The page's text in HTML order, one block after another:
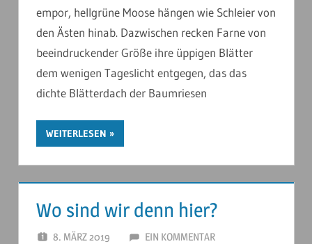
empor, hellgrüne Moose hängen wie Schleier von
den Ästen hinab. Dazwischen recken Farne von
beeindruckender Größe ihre üppigen Blätter
dem wenigen Tageslicht entgegen, das das
dichte Blätterdach der Baumriesen
WEITERLESEN
Wo sind wir denn hier?
8. MÄRZ 2019 ANDERSTOUREN
EIN KOMMENTAR